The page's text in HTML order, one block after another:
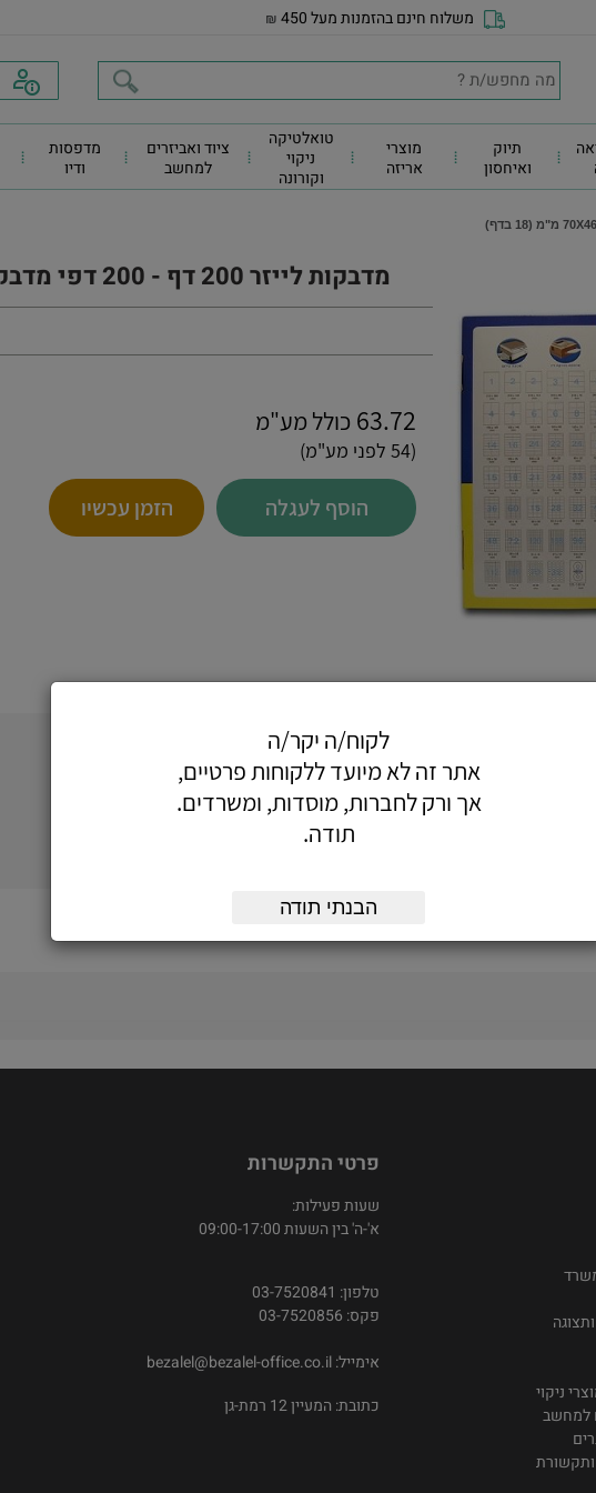
משלוח חינם בהזמנות מעל 450 ₪
תיוק
ואיחסון
מוצרי
אריזה
טואלטיקה
ניקוי
וקורונה
ציוד ואביזרים
למחשב
מדפסות
ודיו
מדבקות לייזר 200 דף - 200 דפי מדבקות 70X46 מ"מ (18 בדף)
63.72 כולל מע"מ
(54 לפני מע"מ)
הוסף לעגלה הזמן עכשיו
מדפסות לייזר והזרקת דיו.
מהר, דבק חזק ועמיד לאורך זמן.
ניקוי
למחשב
פרטי התקשרות
שעות פעילות:
א'-ה' בין השעות 09:00-17:00
טלפון: 03-7520841
פקס: 03-7520856
אימייל:bezalel@bezalel-office.co.il
כתובת: המעיין 12 רמת-גן
לקוח/ה יקר/ה
אתר זה לא מיועד ללקוחות פרטיים,
אך ורק לחברות, מוסדות, ומשרדים.
תודה.
הבנתי תודה